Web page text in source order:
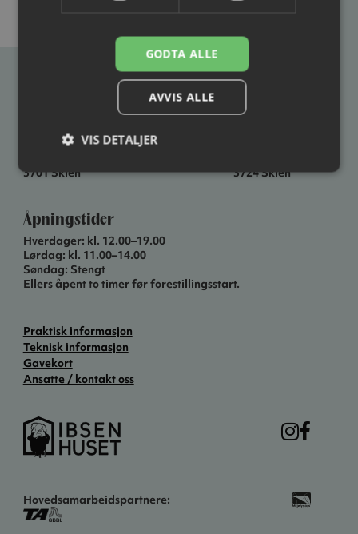
Ibsenhuset
3701 Skien
3724 Skien
Åpningstider
Hverdager: kl. 12.00–19.00
Lørdag: kl. 11.00–14.00
Søndag: Stengt
Ellers åpent to timer før forestillingsstart.
Praktisk informasjon
Teknisk informasjon
Gavekort
Ansatte / kontakt oss
Hovedsamarbeidspartnere:
GODTA ALLE
AVVIS ALLE
VIS DETALJER